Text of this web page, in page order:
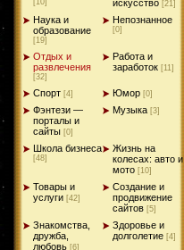
[10]
искусство [21]
Наука и
образование
[19]
Непознанное
[0]
Отдых и
развлечения
[32]
Работа и
заработок [11]
Спорт [4] Юмор [0]
Фэнтези —
порталы и
сайты [0]
Музыка [3]
Школа бизнеса
[48]
Жизнь на
колесах: авто и
мото [10]
Товары и
услуги [42]
Создание и
продвижение
сайтов [5]
Знакомства,
дружба,
любовь [6]
Здоровье и
долголетие [4]